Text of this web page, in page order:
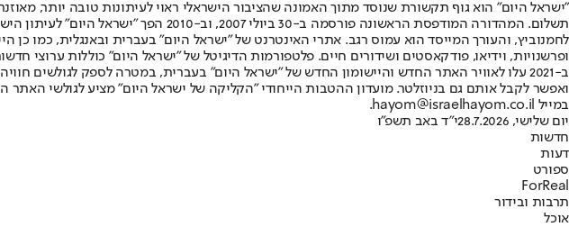
"ישראל היום" הוא גוף תקשורת שנוסד מתוך האמונה שהציבור הישראלי ראוי לעיתונות טובה יותר,
תשלום. המהדורה המודפסת הראשונה פורסמה
ופרשנויות, וידיאו, פודקאסטים ושידורים חיים. פלטפורמות הדיגיטל של "ישראל היום" כוללות ערוצי
ב-2021 עלו לאוויר האתר החדש והיישומון החדש של "ישראל היום" בעברית, במטרה לספק
ואפשר לקבל אותם גם בניוזלטר. מועדון ההטבות הייחודי "הקליקה של ישראל היום" מציע לגולשי
במייל hayom@israelhayom.co.il.
יום שלישי, 28.7.2026
י"ד באב תשפ"ו
חדשות
דעות
ספורט
ForReal
תרבות ובידור
אוכל